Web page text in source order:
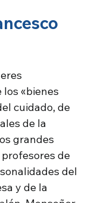
«bienes
cuidado, de
de la
grandes
de
del
y de la